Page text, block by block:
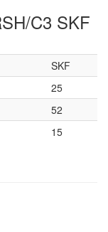
C3 SKF
SKF
25
52
15